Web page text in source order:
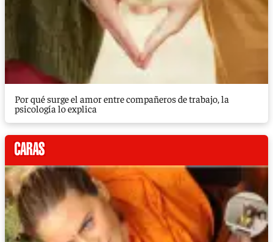
Por qué surge el amor entre compañeros de trabajo, la
psicología lo explica